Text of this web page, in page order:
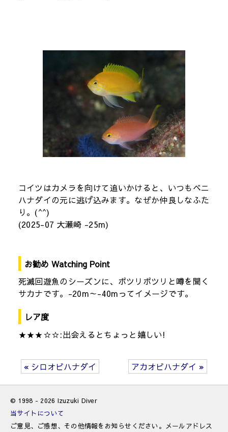
コイツはカメラを向けて追いかけると、いつもベニ
ハナダイの元に逃げ込みます。なぜか仲良しなふた
り。(^^)
(2025-07 大瀬崎 -25m)
お勧め Watching Point
死滅回遊魚のシーズンに、ポツリポツリと噂を聞く
サカナです。-20m～-40mってイメージです。
レア度
★★★☆☆:出会えるとちょっと嬉しい!
« シロオビハナダイ アカオビハナダイ »
© 1998 - 2026 Izuzuki Diver
当サイトについて
ご意見、ご感想、その他情報をお知らせください。メールアドレス